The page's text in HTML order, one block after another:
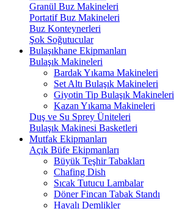
Granül Buz Makineleri
Portatif Buz Makineleri
Buz Konteynerleri
Şok Soğutucular
Bulaşıkhane Ekipmanları
Bulaşık Makineleri
Bardak Yıkama Makineleri
Set Altı Bulaşık Makineleri
Giyotin Tip Bulaşık Makineleri
Kazan Yıkama Makineleri
Duş ve Su Sprey Üniteleri
Bulaşık Makinesi Basketleri
Mutfak Ekipmanları
Açık Büfe Ekipmanları
Büyük Teşhir Tabakları
Chafing Dish
Sıcak Tutucu Lambalar
Döner Fincan Tabak Standı
Havalı Demlikler